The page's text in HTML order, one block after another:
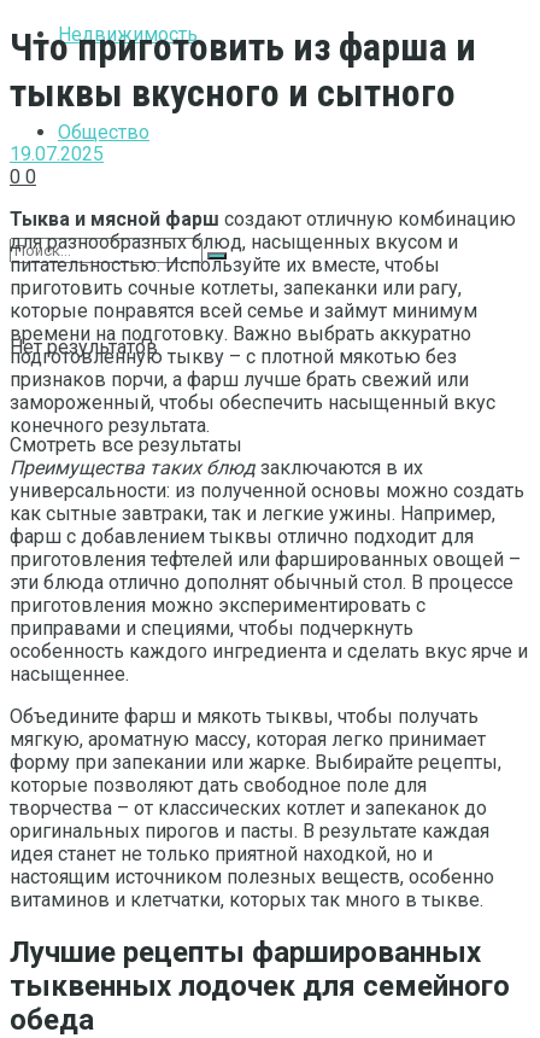
Недвижимость
Общество
Нет результатов
Смотреть все результаты
Что приготовить из фарша и
тыквы вкусного и сытного
19.07.2025
0 0
Тыква и мясной фарш создают отличную комбинацию
для разнообразных блюд, насыщенных вкусом и
питательностью. Используйте их вместе, чтобы
приготовить сочные котлеты, запеканки или рагу,
которые понравятся всей семье и займут минимум
времени на подготовку. Важно выбрать аккуратно
подготовленную тыкву – с плотной мякотью без
признаков порчи, а фарш лучше брать свежий или
замороженный, чтобы обеспечить насыщенный вкус
конечного результата.
Преимущества таких блюд заключаются в их
универсальности: из полученной основы можно создать
как сытные завтраки, так и легкие ужины. Например,
фарш с добавлением тыквы отлично подходит для
приготовления тефтелей или фаршированных овощей –
эти блюда отлично дополнят обычный стол. В процессе
приготовления можно экспериментировать с
приправами и специями, чтобы подчеркнуть
особенность каждого ингредиента и сделать вкус ярче и
насыщеннее.
Объедините фарш и мякоть тыквы, чтобы получать
мягкую, ароматную массу, которая легко принимает
форму при запекании или жарке. Выбирайте рецепты,
которые позволяют дать свободное поле для
творчества – от классических котлет и запеканок до
оригинальных пирогов и пасты. В результате каждая
идея станет не только приятной находкой, но и
настоящим источником полезных веществ, особенно
витаминов и клетчатки, которых так много в тыкве.
Лучшие рецепты фаршированных
тыквенных лодочек для семейного
обеда